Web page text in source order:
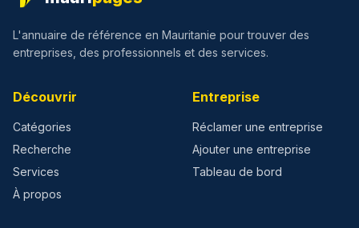
L'annuaire de référence en Mauritanie pour trouver des
entreprises, des professionnels et des services.
Découvrir
Catégories
Recherche
Services
À propos
Entreprise
Réclamer une entreprise
Ajouter une entreprise
Tableau de bord